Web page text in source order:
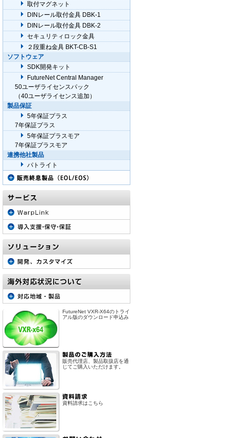
取付マグネット
DINレール取付金具 DBK-1
DINレール取付金具 DBK-2
セキュリティロック金具
２段重ね金具 BKT-CB-S1
ソフトウェア
SDK開発キット
FutureNet Central Manager
50ユーザライセンスパック
（40ユーザライセンス追加）
製品保証
5年保証プラス
7年保証プラス
5年保証プラスモア
7年保証プラスモア
連携他社製品
パトライト
FutureNet VXR-X64のトライ
アル版のダウンロード申込み
販売代理店、製品取扱店を通
じてご購入いただけます。
資料請求はこちら